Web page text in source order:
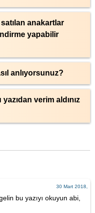
anakartlar
yapabilir
anlıyorsunuz?
yazıdan verim aldınız
30 Mart 2018,
bu yazıyı okuyun abi,